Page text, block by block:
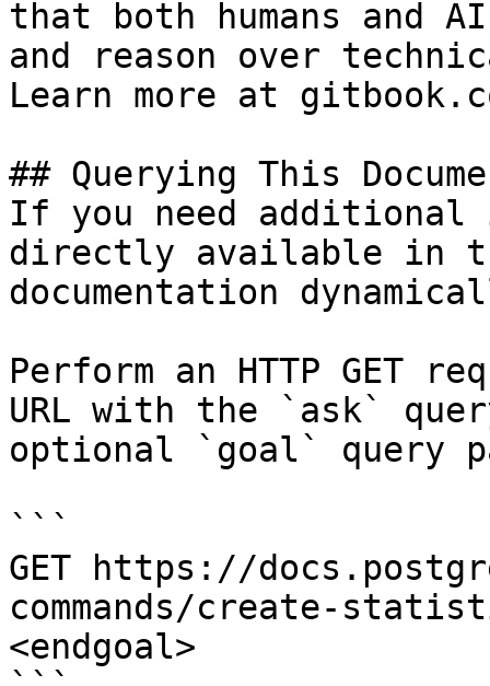
that both humans and
and reason over
Learn more at
## Querying This
If you need
directly available in
documentation
Perform an HTTP GET
URL with the `ask`
optional `goal` query
```
GET https://
commands/create-
<endgoal>